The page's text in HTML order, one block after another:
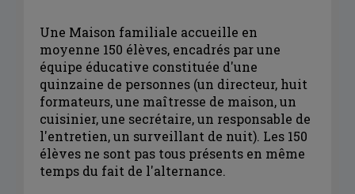
Une Maison familiale accueille en
moyenne 150 élèves, encadrés par une
équipe éducative constituée d'une
quinzaine de personnes (un directeur, huit
formateurs, une maîtresse de maison, un
cuisinier, une secrétaire, un responsable de
l'entretien, un surveillant de nuit). Les 150
élèves ne sont pas tous présents en même
temps du fait de l'alternance.